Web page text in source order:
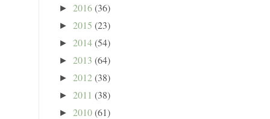
► 2016(36)
► 2015 (23)
► 2014(54)
► 2013 (64)
► 2012(38)
► 2011 (38)
► 2010(61)